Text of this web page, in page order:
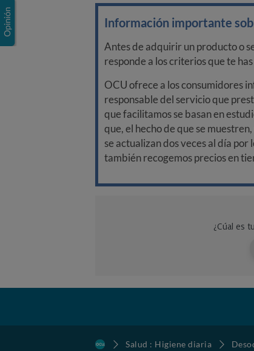
Información importante
Antes de adquirir un producto o
responde a los criterios que te
OCU ofrece a los consumidores
responsable del servicio que
que facilitamos se basan en
que, el hecho de que se
se actualizan dos veces al día
también recogemos precios en
Salud : Higiene diaria